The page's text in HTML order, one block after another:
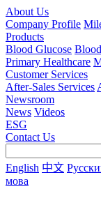
About Us
Company Profile
Products
Blood Glucose
Primary Healthcare
Customer Services
After-Sales Services
Newsroom
News Videos
ESG
Contact Us
English 中文
мова